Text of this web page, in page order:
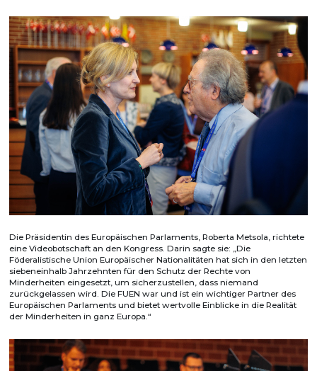
Die Präsidentin des Europäischen Parlaments, Roberta Metsola, richtete
eine Videobotschaft an den Kongress. Darin sagte sie: „Die
Föderalistische Union Europäischer Nationalitäten hat sich in den letzten
siebeneinhalb Jahrzehnten für den Schutz der Rechte von
Minderheiten eingesetzt, um sicherzustellen, dass niemand
zurückgelassen wird. Die FUEN war und ist ein wichtiger Partner des
Europäischen Parlaments und bietet wertvolle Einblicke in die Realität
der Minderheiten in ganz Europa.“